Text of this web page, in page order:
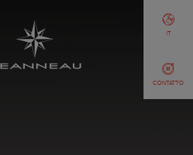
CONTATTO
IT